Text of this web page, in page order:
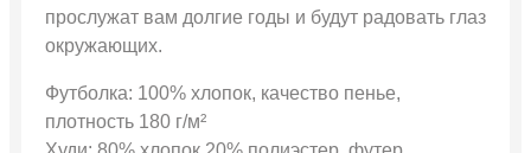
прослужат вам долгие годы и будут радовать глаз
окружающих.
Футболка: 100% хлопок, качество пенье,
плотность 180 г/м²